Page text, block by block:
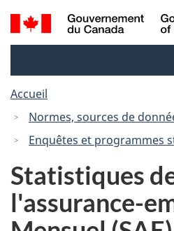
au
à
Recherche
et
Accueil
Normes, sources de
Enquêtes et programmes
Statistiques
l'assurance-